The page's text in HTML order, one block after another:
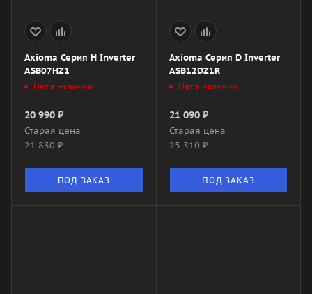
Axioma Серия H Inverter
ASB07HZ1
Нет в наличии
20 990 ₽
Старая цена
21 830₽
ПОД ЗАКАЗ
Axioma Серия D Inverter
ASB12DZ1R
Нет в наличии
21 090₽
Старая цена
25 310₽
ПОД ЗАКАЗ